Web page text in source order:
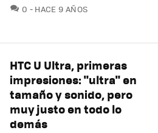
0 COMENTARIOS
HACE 9 AÑOS
HTC U Ultra, primeras
impresiones: "ultra" en
tamaño y sonido, pero
muy justo en todo lo
demás